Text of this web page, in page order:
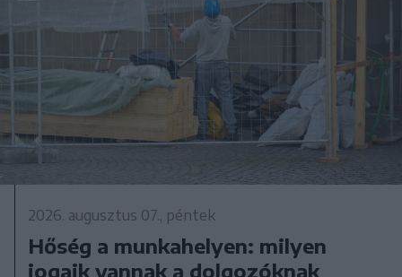
2026. augusztus 07., péntek
Hőség a munkahelyen: milyen
jogaik vannak a dolgozóknak